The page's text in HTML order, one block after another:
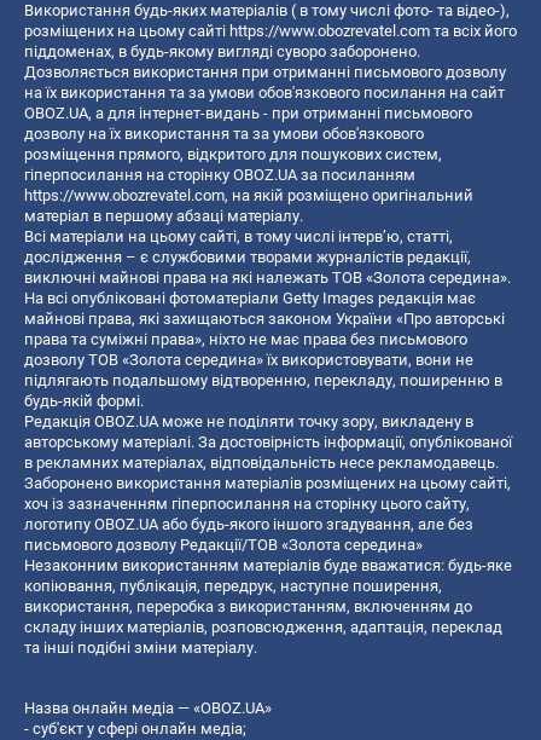
Використання будь-яких матеріалів ( в тому числі фото- та відео-),
розміщених на цьому сайті https://www.obozrevatel.com та всіх його
піддоменах, в будь-якому вигляді суворо заборонено.
Дозволяється використання при отриманні письмового дозволу
на їх використання та за умови обов'язкового посилання на сайт
OBOZ.UA, а для інтернет-видань - при отриманні письмового
дозволу на їх використання та за умови обов'язкового
розміщення прямого, відкритого для пошукових систем,
гіперпосилання на сторінку OBOZ.UA за посиланням
https://www.obozrevatel.com, на якій розміщено оригінальний
матеріал в першому абзаці матеріалу.
Всі матеріали на цьому сайті, в тому числі інтерв’ю, статті,
дослідження – є службовими творами журналістів редакції,
виключні майнові права на які належать ТОВ «Золота середина».
На всі опубліковані фотоматеріали Getty Images редакція має
майнові права, які захищаються законом України «Про авторські
права та суміжні права», ніхто не має права без письмового
дозволу ТОВ «Золота середина» їх використовувати, вони не
підлягають подальшому відтворенню, перекладу, поширенню в
будь-якій формі.
Редакція OBOZ.UA може не поділяти точку зору, викладену в
авторському матеріалі. За достовірність інформації, опублікованої
в рекламних матеріалах, відповідальність несе рекламодавець.
Заборонено використання матеріалів розміщених на цьому сайті,
хоч із зазначенням гіперпосилання на сторінку цього сайту,
логотипу OBOZ.UA або будь-якого іншого згадування, але без
письмового дозволу Редакції/ТОВ «Золота середина»
Незаконним використанням матеріалів буде вважатися: будь-яке
копiювання, публiкацiя, передрук, наступне поширення,
використання, переробка з використанням, включенням до
складу інших матеріалів, розповсюдження, адаптація, переклад
та інші подібні зміни матеріалу.
Назва онлайн медіа — «OBOZ.UA»
- суб'єкт у сфері онлайн медіа;